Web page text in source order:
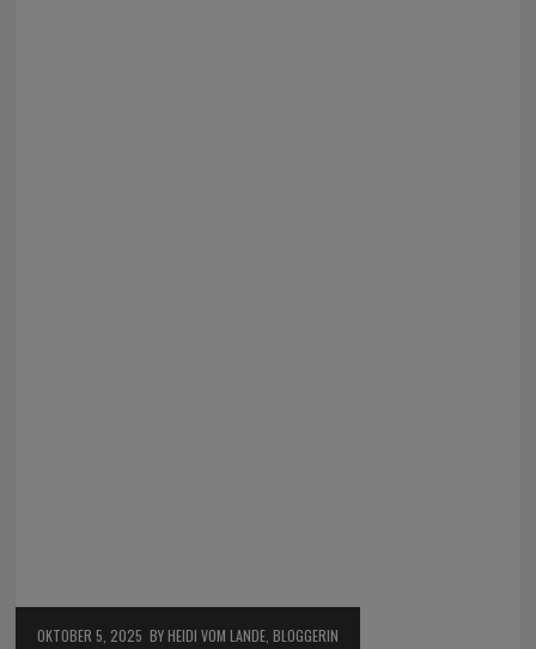
OKTOBER 5, 2025 BY HEIDI VOM LANDE, BLOGGERIN